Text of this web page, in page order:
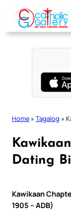
content
Home » Tagalog »
Dating
Kawikaan
1905 – ADB)